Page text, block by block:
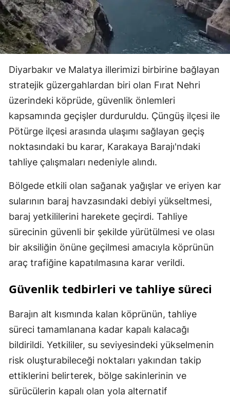
Diyarbakır ve Malatya illerimizi birbirine bağlayan
stratejik güzergahlardan biri olan Fırat Nehri
üzerindeki köprüde, güvenlik önlemleri
kapsamında geçişler durduruldu. Çüngüş ilçesi ile
Pötürge ilçesi arasında ulaşımı sağlayan geçiş
noktasındaki bu karar, Karakaya Barajı'ndaki
tahliye çalışmaları nedeniyle alındı.
Bölgede etkili olan sağanak yağışlar ve eriyen kar
sularının baraj havzasındaki debiyi yükseltmesi,
baraj yetkililerini harekete geçirdi. Tahliye
sürecinin güvenli bir şekilde yürütülmesi ve olası
bir aksiliğin önüne geçilmesi amacıyla köprünün
araç trafiğine kapatılmasına karar verildi.
Güvenlik tedbirleri ve tahliye süreci
Barajın alt kısmında kalan köprünün, tahliye
süreci tamamlanana kadar kapalı kalacağı
bildirildi. Yetkililer, su seviyesindeki yükselmenin
risk oluşturabileceği noktaları yakından takip
ettiklerini belirterek, bölge sakinlerinin ve
sürücülerin kapalı olan yola alternatif